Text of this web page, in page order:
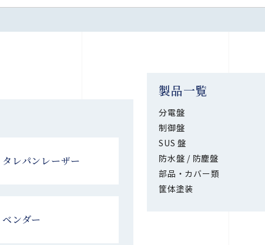
タレパンレーザー
ベンダー
製品一覧
分電盤
制御盤
SUS 盤
防水盤 / 防塵盤
部品・カバー類
筐体塗装